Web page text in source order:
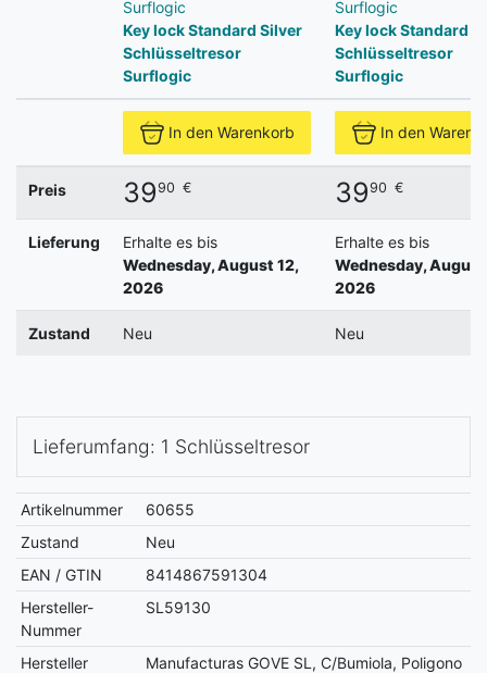
Surflogic
Key lock Standard Silver
Schlüsseltresor
Surflogic
Surflogic
Key lock Standard
Schlüsseltresor
Surflogic
In den Warenkorb In den
Preis 3990 € 3990 €
Lieferung
Erhalte es bis
Wednesday, August 12,
2026
Erhalte es bis
Wednesday, August
2026
Zustand Neu Neu
Lieferumfang: 1 Schlüsseltresor
Artikelnummer
60655
Zustand
Neu
EAN / GTIN
8414867591304
Hersteller-
Nummer
SL59130
Hersteller
Manufacturas GOVE SL, C/Bumiola, Poligono